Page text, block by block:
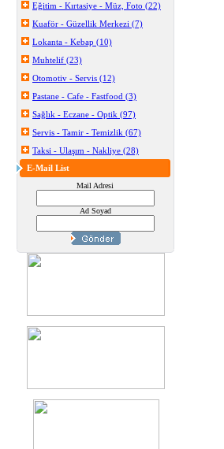
Eğitim - Kırtasiye - Müz, Foto (22)
Kuaför - Güzellik Merkezi (7)
Lokanta - Kebap (10)
Muhtelif (23)
Otomotiv - Servis (12)
Pastane - Cafe - Fastfood (3)
Sağlık - Eczane - Optik (97)
Servis - Tamir - Temizlik (67)
Taksi - Ulaşım - Nakliye (28)
E-Mail List
Mail Adresi
Ad Soyad